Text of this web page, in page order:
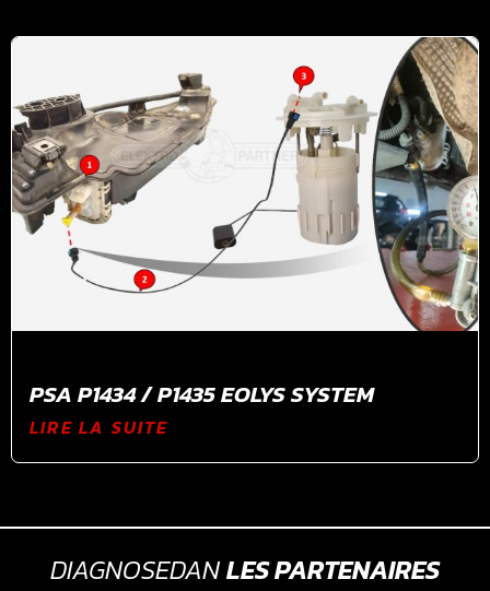
PSA P1434 / P1435 EOLYS SYSTEM
LIRE LA SUITE
DIAGNOSEDANLES PARTENAIRES